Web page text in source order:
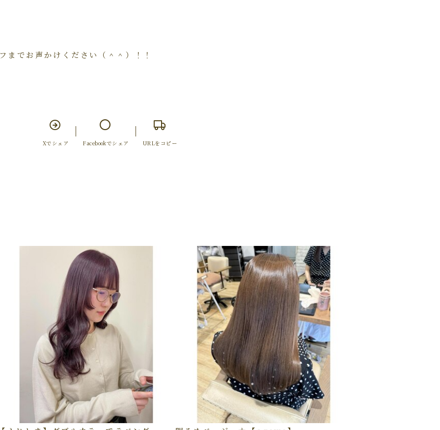
までお声かけください（＾＾）！！
Xでシェア Facebookでシェア URLをコピー